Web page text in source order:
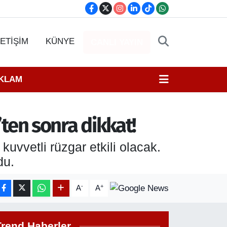
KÜNYE
sonra dikkat!
kuvvetli rüzgar etkili olacak.
A- A+